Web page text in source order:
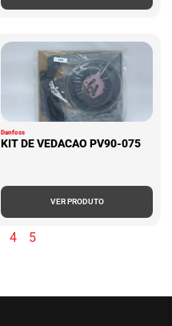
Danfoss
KIT DE VEDACAO PV90-075
VER PRODUTO
4 5